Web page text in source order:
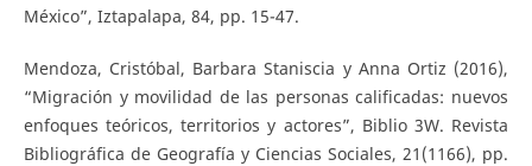
México”, Iztapalapa, 84, pp. 15-47.
Mendoza, Cristóbal, Barbara Staniscia y Anna Ortiz (2016),
“Migración y movilidad de las personas calificadas: nuevos
enfoques teóricos, territorios y actores”, Biblio 3W. Revista
Bibliográfica de Geografía y Ciencias Sociales, 21(1166), pp.